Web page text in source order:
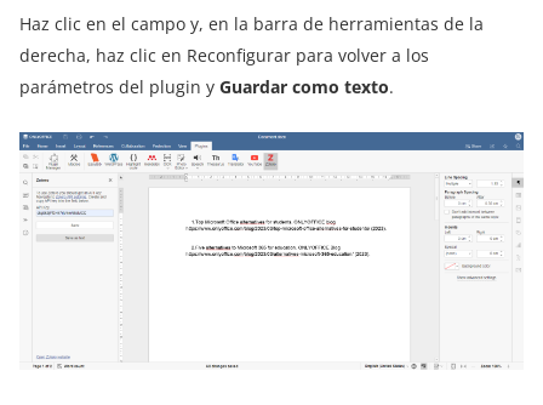
Haz clic en el campo y, en la barra de herramientas de la
derecha, haz clic en Reconfigurar para volver a los
parámetros del plugin y Guardar como texto.